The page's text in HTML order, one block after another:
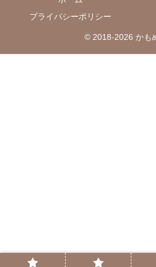
プライバシーポリシー
© 2018-2026 かも